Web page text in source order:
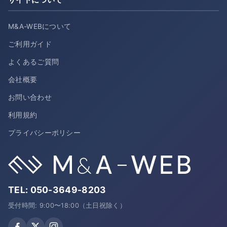
M&A-WEBについて
ご利用ガイド
よくあるご質問
会社概要
お問い合わせ
利用規約
プライバシーポリシー
TEL: 050-3649-8203
受付時間: 9:00〜18:00（土日祝除く）